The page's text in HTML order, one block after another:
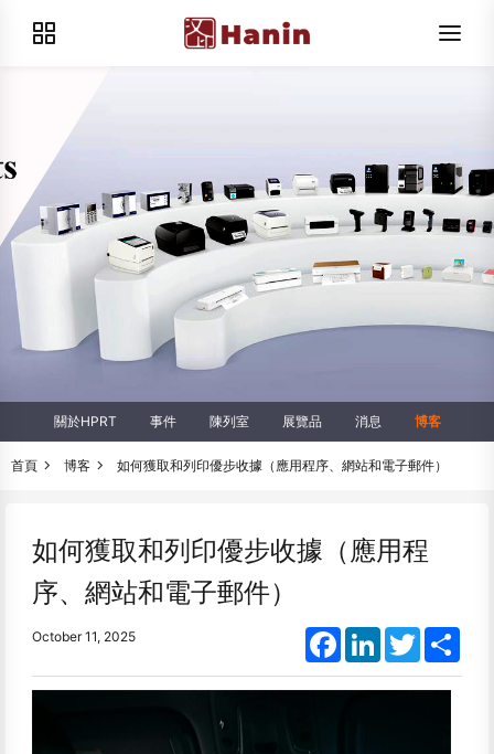
關於HPRT 事件 陳列室 展覽品 消息 博客
首頁 博客 如何獲取和列印優步收據（應用程序、網站和電子郵件）
如何獲取和列印優步收據（應用程
序、網站和電子郵件）
October 11, 2025 FacebookLinkedInTwitter